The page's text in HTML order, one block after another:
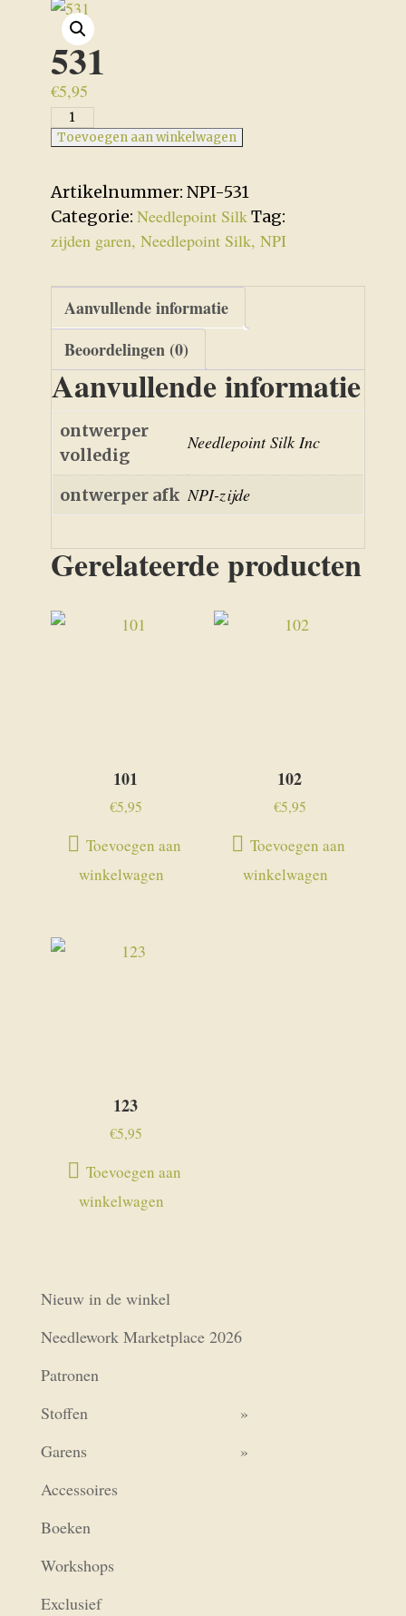
531
€5,95
531
aantal
Toevoegen aan winkelwagen
Artikelnummer: NPI-531
Categorie: Needlepoint SilkTag:
zijden garen, Needlepoint Silk, NPI
Aanvullende informatie
Beoordelingen (0)
Aanvullende informatie
ontwerper
volledig
Needlepoint Silk Inc
ontwerper afk NPI-zijde
Gerelateerde producten
101
€5,95
Toevoegen aan
winkelwagen
102
€5,95
Toevoegen aan
winkelwagen
123
€5,95
Toevoegen aan
winkelwagen
Nieuw in de winkel
Needlework Marketplace 2026
Patronen
Stoffen
Garens
Accessoires
Boeken
Workshops
Exclusief